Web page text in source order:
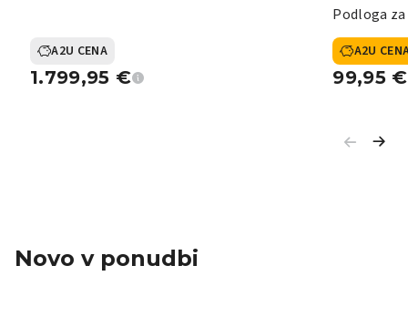
A2U CENA
1.799,95 €
Podloga
A2U
99,95 €
Novo v ponudbi